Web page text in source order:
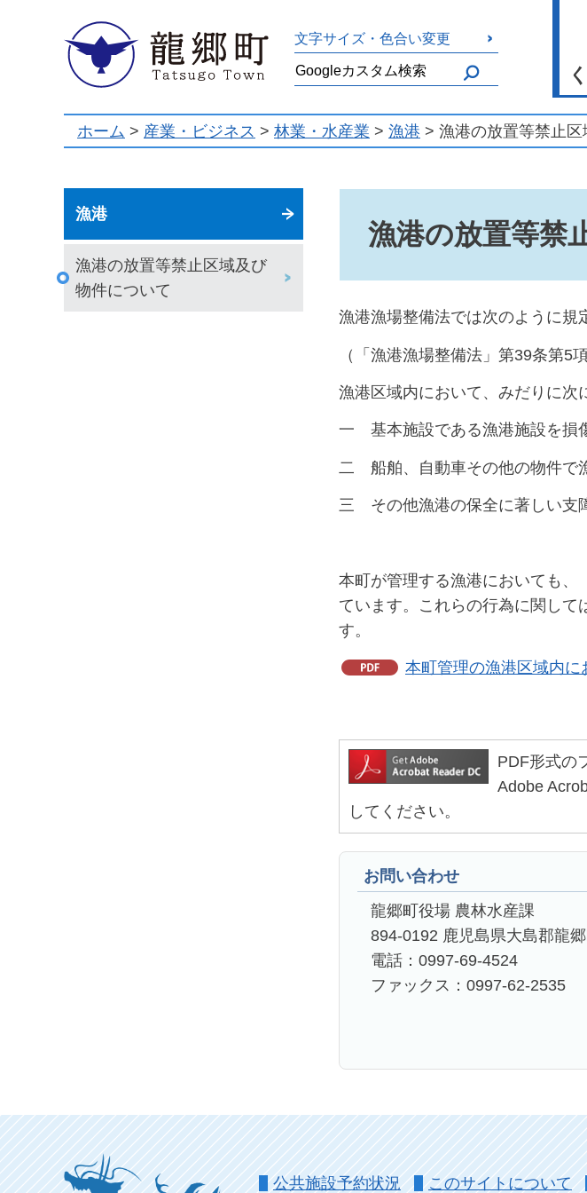
龍郷町 文字サイズ・色合い変更
ホーム > 産業・ビジネス > 林業・水産業 > 漁港 > 漁港の放置等禁止
漁港
漁港の放置等禁止区域及び
物件について
漁港の放置等禁
漁港漁場整備法では次のように規
（「漁港漁場整備法」第39条第5
漁港区域内において、みだりに次
一 基本施設である漁港施設を損
二 船舶、自動車その他の物件で
三 その他漁港の保全に著しい支
本町が管理する漁港においても、
ています。これらの行為に関して
す。
本町管理の漁港区域内に
PDF形式の
Adobe
してください。
お問い合わせ
龍郷町役場 農林水産課
894-0192 鹿児島県大島郡龍
電話：0997-69-4524
ファックス：0997-62-2535
公共施設予約状況 このサイトについて